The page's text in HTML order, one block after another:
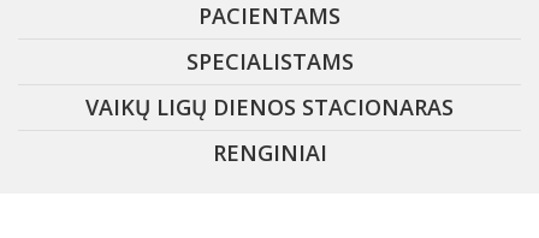
PACIENTAMS
SPECIALISTAMS
VAIKŲ LIGŲ DIENOS STACIONARAS
RENGINIAI